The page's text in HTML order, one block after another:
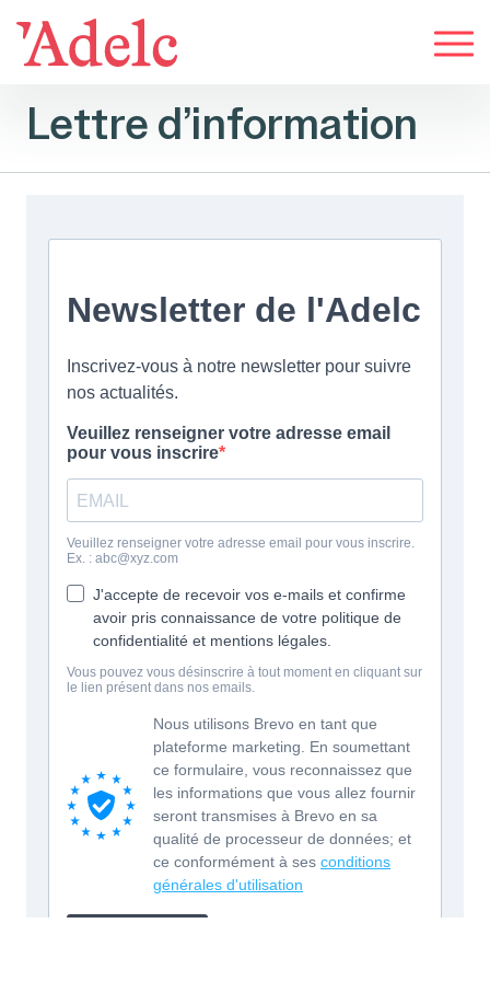
Lettre d’information